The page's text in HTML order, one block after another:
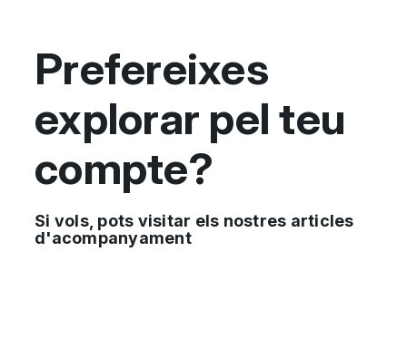
Prefereixes
explorar pel teu
compte?
Si vols, pots visitar els nostres articles
d'acompanyament